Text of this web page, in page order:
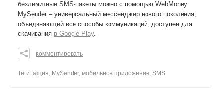
безлимитные SMS-пакеты можно с помощью WebMoney.
MySender – универсальный мессенджер нового поколения,
объединяющий все способы коммуникаций, доступен для
скачивания в Google Play.
0
Комментировать
Теги: акция, MySender, мобильное приложение, SMS